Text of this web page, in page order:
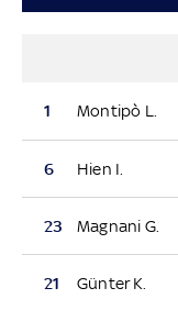
1 Montipò L.
6 Hien I.
23 Magnani G.
21 Günter K.